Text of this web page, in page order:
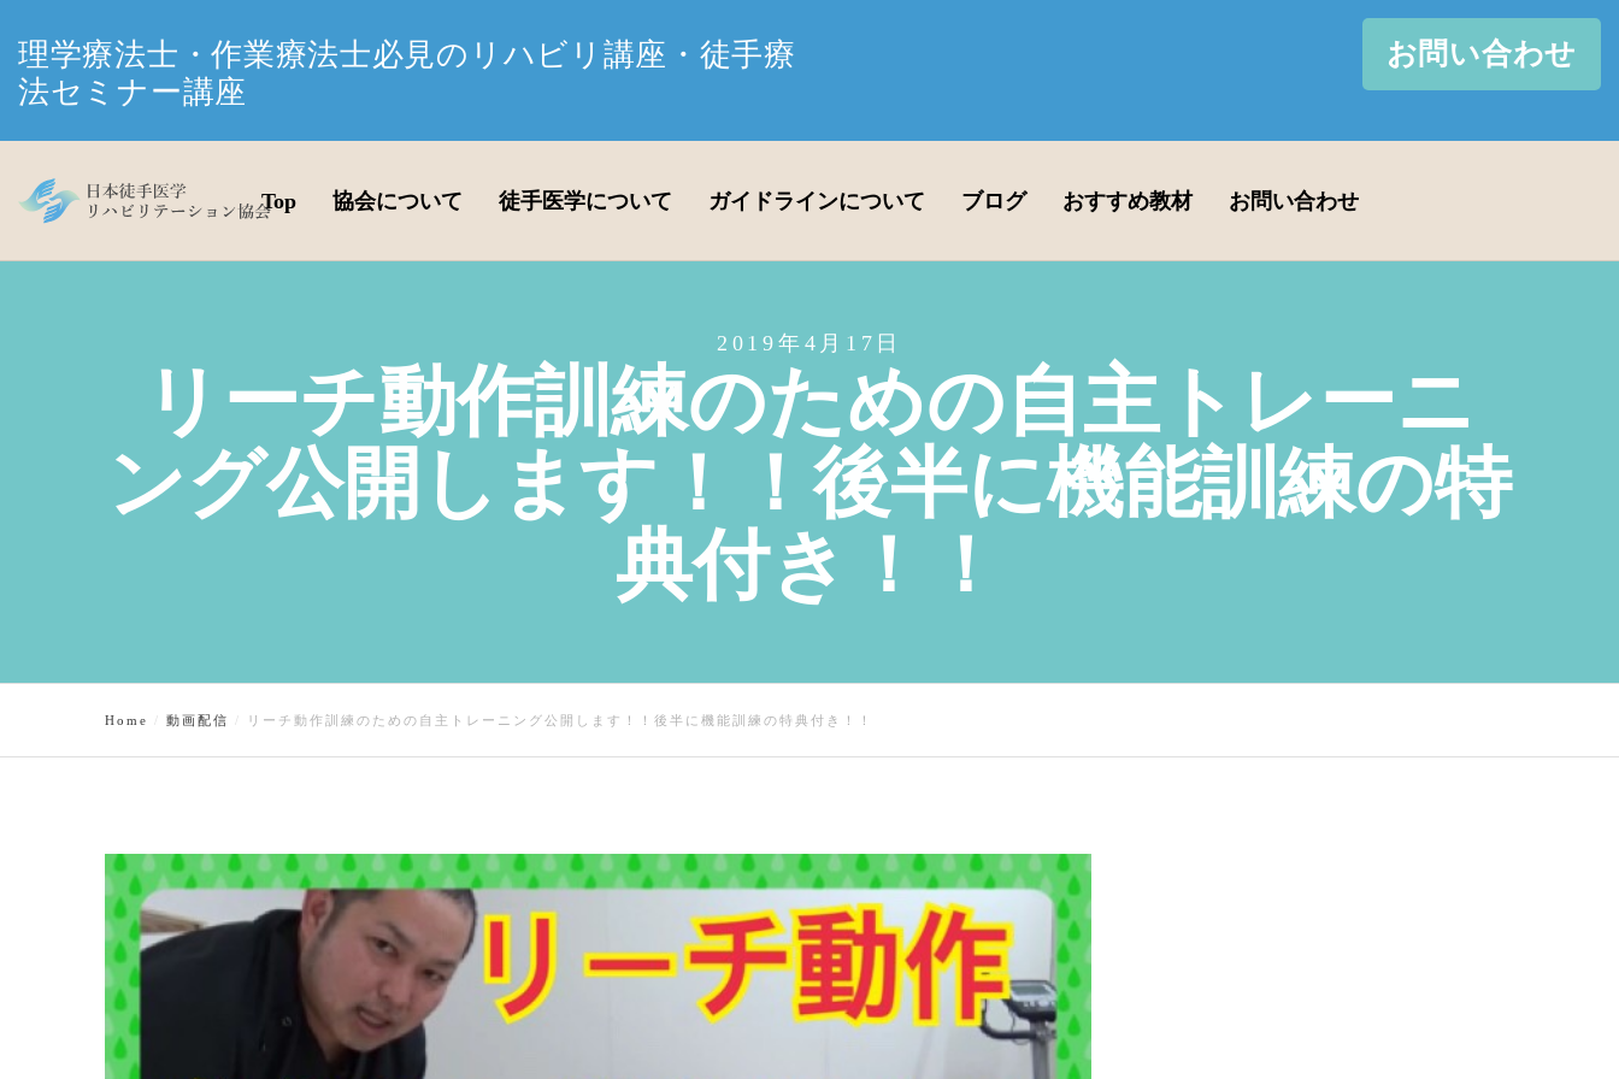
理学療法士・作業療法士必見のリハビリ講座・徒手療
法セミナー講座
お問い合わせ
Top 協会について 徒手医学について ガイドラインについて ブログ おすすめ教材 お問い合わせ
2019年4月17日
リーチ動作訓練のための自主トレーニ
ング公開します！！後半に機能訓練の特
典付き！！
Home 動画配信 リーチ動作訓練のための自主トレーニング公開します！！後半に機能訓練の特典付き！！